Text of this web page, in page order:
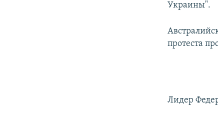
Украины".
протеста
Лидер